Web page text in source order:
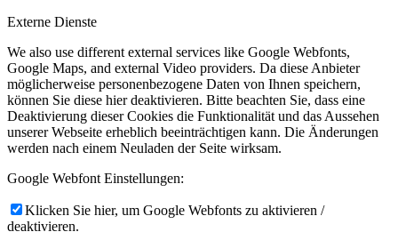
Externe Dienste
We also use different external services like Google Webfonts,
Google Maps, and external Video providers. Da diese Anbieter
möglicherweise personenbezogene Daten von Ihnen speichern,
können Sie diese hier deaktivieren. Bitte beachten Sie, dass eine
Deaktivierung dieser Cookies die Funktionalität und das Aussehen
unserer Webseite erheblich beeinträchtigen kann. Die Änderungen
werden nach einem Neuladen der Seite wirksam.
Google Webfont Einstellungen:
Klicken Sie hier, um Google Webfonts zu aktivieren /
deaktivieren.